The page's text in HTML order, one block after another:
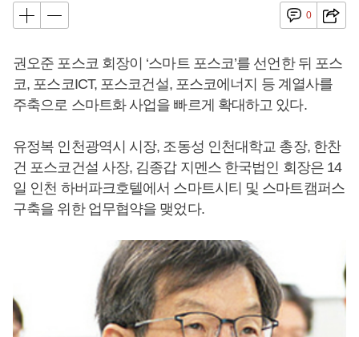
0
권오준 포스코 회장이 ‘스마트 포스코’를 선언한 뒤 포스
코, 포스코ICT, 포스코건설, 포스코에너지 등 계열사를
주축으로 스마트화 사업을 빠르게 확대하고 있다.
유정복 인천광역시 시장, 조동성 인천대학교 총장, 한찬
건 포스코건설 사장, 김종갑 지멘스 한국법인 회장은 14
일 인천 하버파크호텔에서 스마트시티 및 스마트캠퍼스
구축을 위한 업무협약을 맺었다.